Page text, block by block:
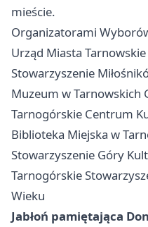
mieście.
Organizatorami
Urząd Miasta
Stowarzyszenie
Muzeum w Tarnowskich
Tarnogórskie Centrum
Biblioteka Miejska w
Stowarzyszenie Góry
Tarnogórskie
Wieku
Jabłoń pamiętająca